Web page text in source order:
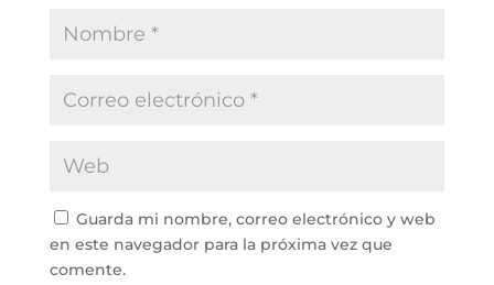
Guarda mi nombre, correo electrónico y web
en este navegador para la próxima vez que
comente.